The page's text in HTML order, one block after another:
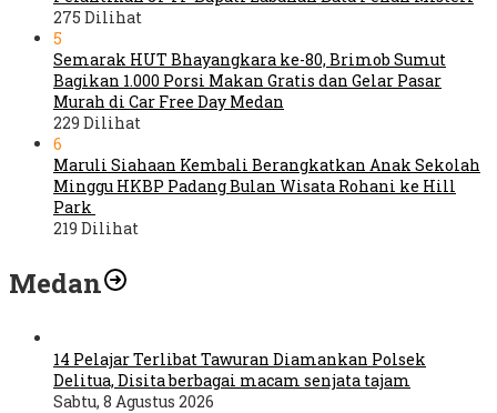
275 Dilihat
5
Semarak HUT Bhayangkara ke-80, Brimob Sumut
Bagikan 1.000 Porsi Makan Gratis dan Gelar Pasar
Murah di Car Free Day Medan
229 Dilihat
6
Maruli Siahaan Kembali Berangkatkan Anak Sekolah
Minggu HKBP Padang Bulan Wisata Rohani ke Hill
Park
219 Dilihat
Medan
14 Pelajar Terlibat Tawuran Diamankan Polsek
Delitua, Disita berbagai macam senjata tajam
Sabtu, 8 Agustus 2026